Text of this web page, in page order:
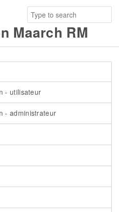
Maarch RM
- utilisateur
- administrateur